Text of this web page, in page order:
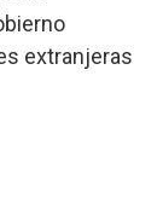
extranjeras